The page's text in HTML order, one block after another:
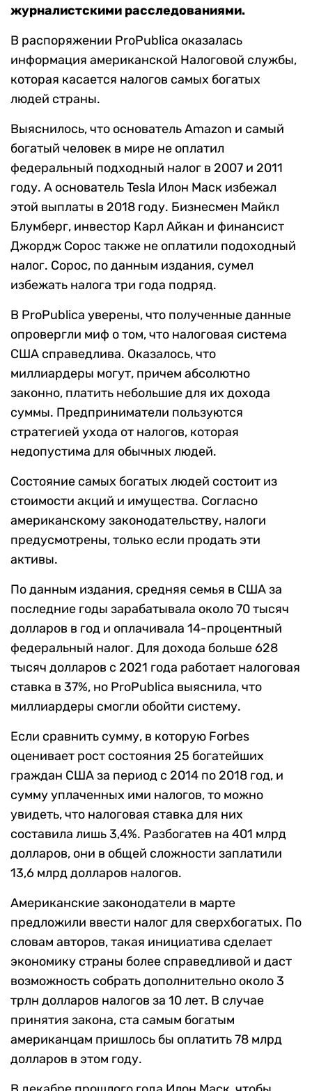
журналистскими расследованиями.
В распоряжении ProPublica оказалась
информация американской Налоговой службы,
которая касается налогов самых богатых
людей страны.
Выяснилось, что основатель Amazon и самый
богатый человек в мире не оплатил
федеральный подходный налог в 2007 и 2011
году. А основатель Tesla Илон Маск избежал
этой выплаты в 2018 году. Бизнесмен Майкл
Блумберг, инвестор Карл Айкан и финансист
Джордж Сорос также не оплатили подоходный
налог. Сорос, по данным издания, сумел
избежать налога три года подряд.
В ProPublica уверены, что полученные данные
опровергли миф о том, что налоговая система
США справедлива. Оказалось, что
миллиардеры могут, причем абсолютно
законно, платить небольшие для их дохода
суммы. Предприниматели пользуются
стратегией ухода от налогов, которая
недопустима для обычных людей.
Состояние самых богатых людей состоит из
стоимости акций и имущества. Согласно
американскому законодательству, налоги
предусмотрены, только если продать эти
активы.
По данным издания, средняя семья в США за
последние годы зарабатывала около 70 тысяч
долларов в год и оплачивала 14-процентный
федеральный налог. Для дохода больше 628
тысяч долларов с 2021 года работает налоговая
ставка в 37%, но ProPublica выяснила, что
миллиардеры смогли обойти систему.
Если сравнить сумму, в которую Forbes
оценивает рост состояния 25 богатейших
граждан США за период с 2014 по 2018 год, и
сумму уплаченных ими налогов, то можно
увидеть, что налоговая ставка для них
составила лишь 3,4%. Разбогатев на 401 млрд
долларов, они в общей сложности заплатили
13,6 млрд долларов налогов.
Американские законодатели в марте
предложили ввести налог для сверхбогатых. По
словам авторов, такая инициатива сделает
экономику страны более справедливой и даст
возможность собрать дополнительно около 3
трлн долларов налогов за 10 лет. В случае
принятия закона, ста самым богатым
американцам пришлось бы оплатить 78 млрд
долларов в этом году.